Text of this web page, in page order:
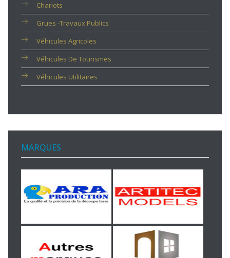
Chariots
Grues -travaux Publics
Véhicules Agricoles
Véhicules De Tourismes
Véhicules Utilitaires
MARQUES